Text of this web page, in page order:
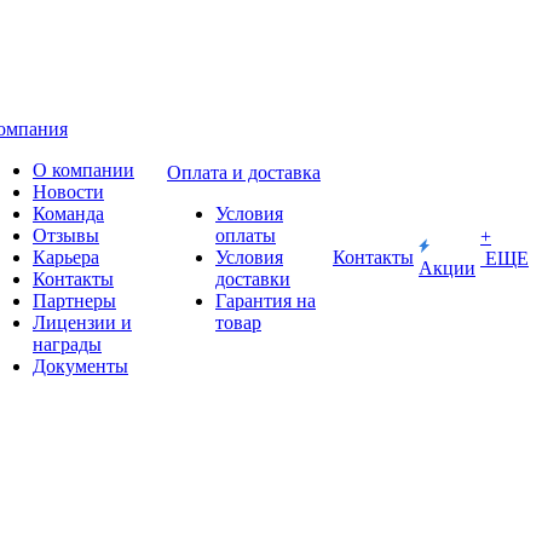
О компании
Новости
Команда
Отзывы
Карьера
Контакты
Партнеры
Лицензии и
награды
Документы
Оплата и доставка
Условия
оплаты
Условия
доставки
Гарантия на
товар
Контакты
Акции
+
ЕЩЕ